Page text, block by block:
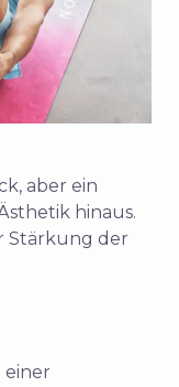
aber ein
hinaus.
Stärkung der
einer